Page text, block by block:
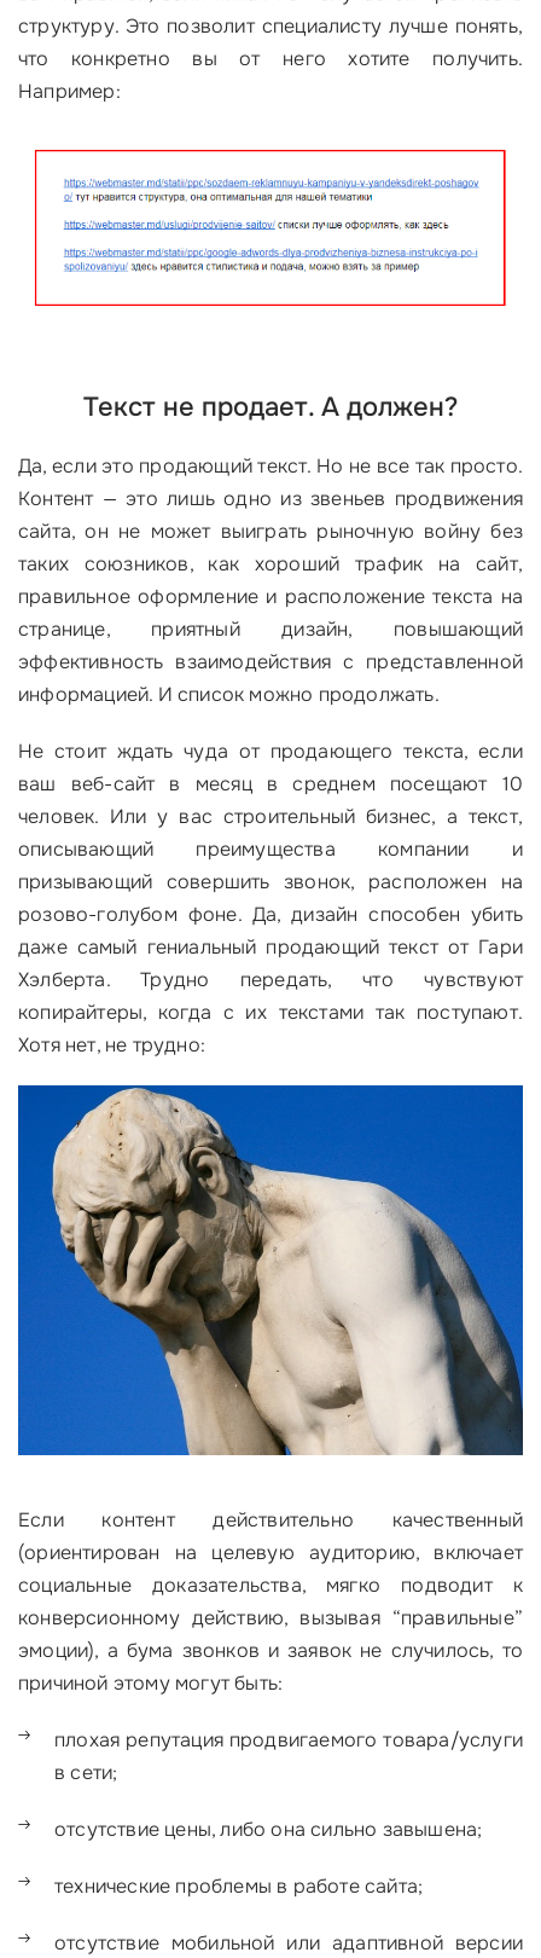
структуру. Это позволит специалисту лучше понять,
что конкретно вы от него хотите получить.
Например:
Текст не продает. А должен?
Да, если это продающий текст. Но не все так просто.
Контент — это лишь одно из звеньев продвижения
сайта, он не может выиграть рыночную войну без
таких союзников, как хороший трафик на сайт,
правильное оформление и расположение текста на
странице, приятный дизайн, повышающий
эффективность взаимодействия с представленной
информацией. И список можно продолжать.
Не стоит ждать чуда от продающего текста, если
ваш веб-сайт в месяц в среднем посещают 10
человек. Или у вас строительный бизнес, а текст,
описывающий преимущества компании и
призывающий совершить звонок, расположен на
розово-голубом фоне. Да, дизайн способен убить
даже самый гениальный продающий текст от Гари
Хэлберта. Трудно передать, что чувствуют
копирайтеры, когда с их текстами так поступают.
Хотя нет, не трудно:
Если контент действительно качественный
(ориентирован на целевую аудиторию, включает
социальные доказательства, мягко подводит к
конверсионному действию, вызывая “правильные”
эмоции), а бума звонков и заявок не случилось, то
причиной этому могут быть:
плохая репутация продвигаемого товара/услуги
в сети;
отсутствие цены, либо она сильно завышена;
технические проблемы в работе сайта;
отсутствие мобильной или адаптивной версии